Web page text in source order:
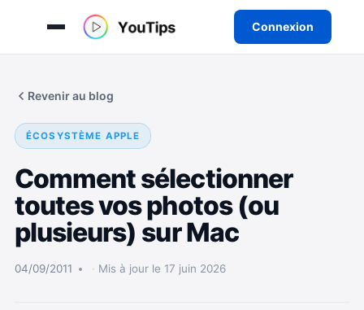
Connexion
Revenir au blog
ÉCOSYSTÈME APPLE
Comment sélectionner
toutes vos photos (ou
plusieurs) sur Mac
04/09/2011 Mis à jour le 17 juin 2026